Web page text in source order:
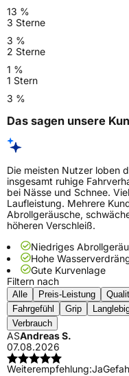
13 %
3 Sterne
3 %
2 Sterne
1 %
1 Stern
3 %
Das sagen unsere
Die meisten Nutzer loben
insgesamt ruhige
bei Nässe und Schnee.
Laufleistung. Mehrere
Abrollgeräusche,
höheren Verschleiß.
Niedriges
Hohe
Gute Kurvenlage
Filtern nach
Alle Preis-Leistung
Fahrgefühl
Grip
Verbrauch
ASAndreas S.
07.08.2026
Weiterempfehlung:Ja